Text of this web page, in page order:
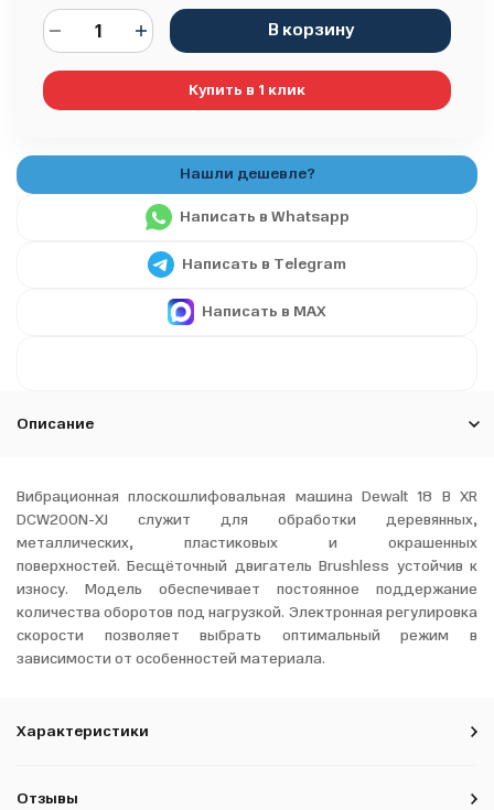
В корзину
Купить в 1 клик
Написать в Whatsapp
Написать в Telegram
Написать в MAX
Описание
Вибрационная плоскошлифовальная машина Dewalt 18 В XR
DCW200N-XJ служит для обработки деревянных,
металлических, пластиковых и окрашенных
поверхностей. Бесщёточный двигатель Brushless устойчив к
износу. Модель обеспечивает постоянное поддержание
количества оборотов под нагрузкой. Электронная регулировка
скорости позволяет выбрать оптимальный режим в
зависимости от особенностей материала.
Характеристики
Отзывы